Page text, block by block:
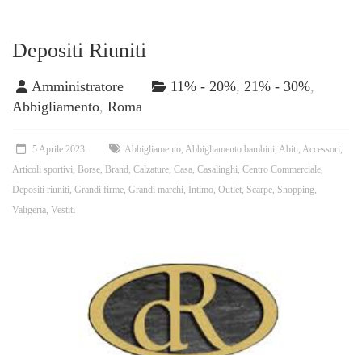
Depositi Riuniti
Amministratore 11% - 20%, 21% - 30%,
Abbigliamento, Roma
5 Aprile 2023 Abbigliamento Abbigliamento bambini Abiti Accessori
Articoli sportivi Borse Brand Calzature Casa Casalinghi Centro Commerciale
Depositi riuniti Grandi firme Grandi marchi Intimo Outlet Scarpe Shopping
Valigeria Vestiti